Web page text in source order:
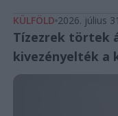
KÜLFÖLD 2026. július
Tízezrek törtek
kivezényelték a